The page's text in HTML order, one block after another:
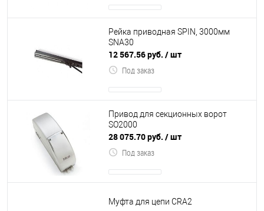
Рейка приводная SPIN, 3000мм
SNA30
12 567.56 руб. / шт
Под заказ
Привод для секционных ворот
SО2000
28 075.70 руб. / шт
Под заказ
Муфта для цепи CRA2